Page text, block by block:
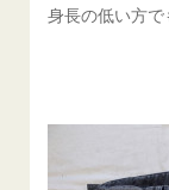
身長の低い方